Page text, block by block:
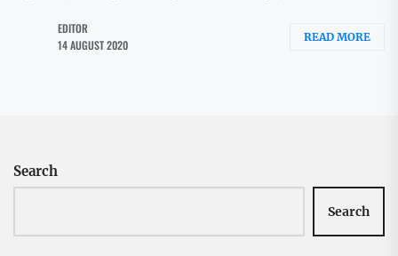
EDITOR
14 AUGUST 2020
READ MORE
Search
Search